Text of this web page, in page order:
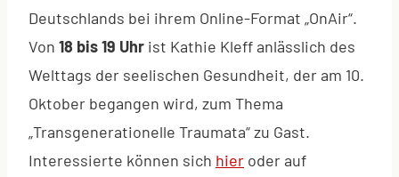
Deutschlands bei ihrem Online-Format „OnAir“.
Von 18 bis 19 Uhr ist Kathie Kleff anlässlich des
Welttags der seelischen Gesundheit, der am 10.
Oktober begangen wird, zum Thema
„Transgenerationelle Traumata“ zu Gast.
Interessierte können sich hier oder auf